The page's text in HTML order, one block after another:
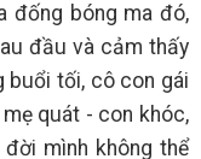
đống bóng ma đó,
đầu và cảm thấy
buổi tối, cô con gái
quát - con khóc,
mình không thể